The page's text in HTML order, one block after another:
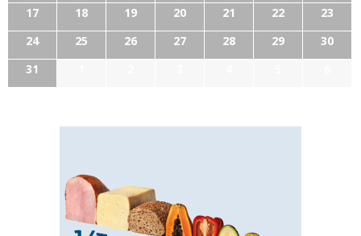
17
18 19 20 21 22
23
24
25 26 27 28 29
30
31